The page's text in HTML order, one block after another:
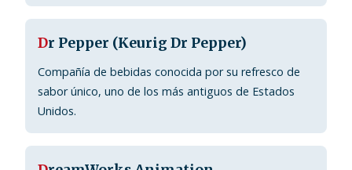
Dr Pepper (Keurig Dr Pepper)
Compañía de bebidas conocida por su refresco de
sabor único, uno de los más antiguos de Estados
Unidos.